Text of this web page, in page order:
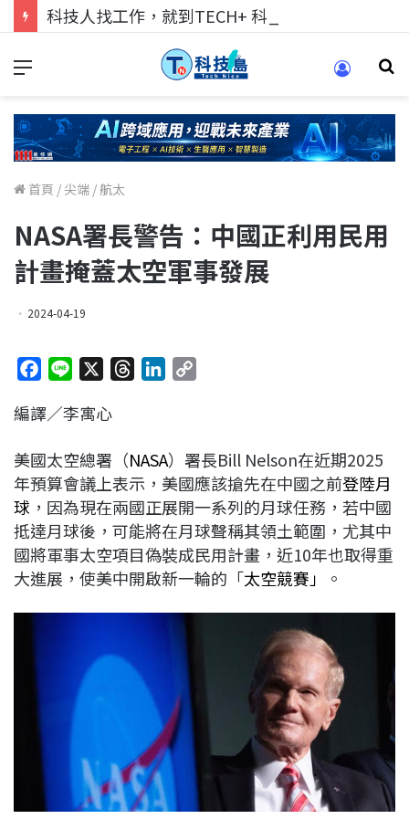
科技人找工作，就到TECH+ 科技專區!
首頁 /尖端 /航太
NASA署長警告：中國正利用民用
計畫掩蓋太空軍事發展
2024-04-19
c
b
o
o
k
n
a
d
s
e
d
I
n
L
i
n
k
編譯／李寓心
美國太空總署（NASA）署長Bill Nelson在近期2025
年預算會議上表示，美國應該搶先在中國之前登陸月
球 ，因為現在兩國正展開一系列的月球任務，若中國
抵達月球後，可能將在月球聲稱其領土範圍，尤其中
國將軍事太空項目偽裝成民用計畫，近10年也取得重
大進展，使美中開啟新一輪的「太空競賽」 。